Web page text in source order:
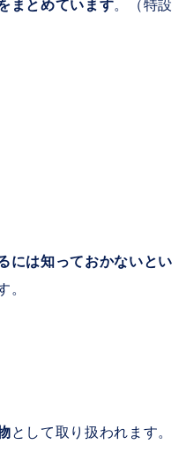
まとめています。（特設
には知っておかないとい
。
として取り扱われます。